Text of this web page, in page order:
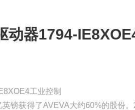
动器1794-
工业控制
镑获得了AVEVA大约60%的股份